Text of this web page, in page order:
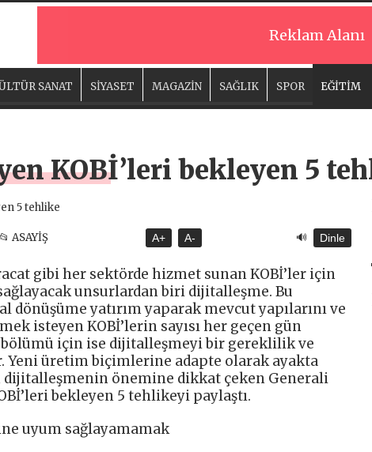
Reklam Alanı
SANAT SİYASET MAGAZİN SAĞLIK SPOR EĞİTİM
KOBİ’leri bekleyen 5
📂 ASAYİŞ A+ A- 🔊 Dinle
gibi her sektörde hizmet sunan KOBİ’ler için
unsurlardan biri dijitalleşme. Bu
dönüşüme yatırım yaparak mevcut yapılarını ve
isteyen KOBİ’lerin sayısı her geçen gün
bölümü için ise dijitalleşmeyi bir gereklilik ve
üretim biçimlerine adapte olarak ayakta
dijitalleşmenin önemine dikkat çeken Generali
bekleyen 5 tehlikeyi paylaştı.
uyum sağlayamamak